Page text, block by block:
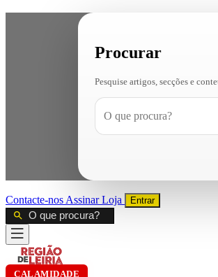
Procurar
Pesquise artigos, secções e
Contacte-nos AssinarLoja Entrar
CALAMIDADE